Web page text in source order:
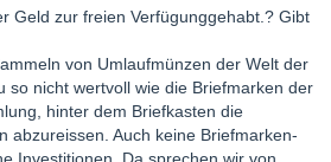
Geld zur freien Verfügunggehabt.? Gibt
von Umlaufmünzen der Welt der
so nicht wertvoll wie die Briefmarken der
hinter dem Briefkasten die
abzureissen. Auch keine Briefmarken-
Investitionen. Da sprechen wir von